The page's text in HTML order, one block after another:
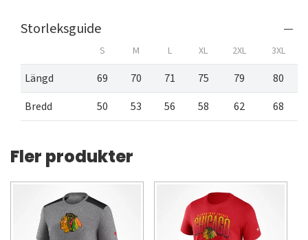
Storleksguide
S M L XL 2XL 3XL
Längd 69 70 71 75 79
80
Bredd
50 53 56 58 62 68
Fler produkter